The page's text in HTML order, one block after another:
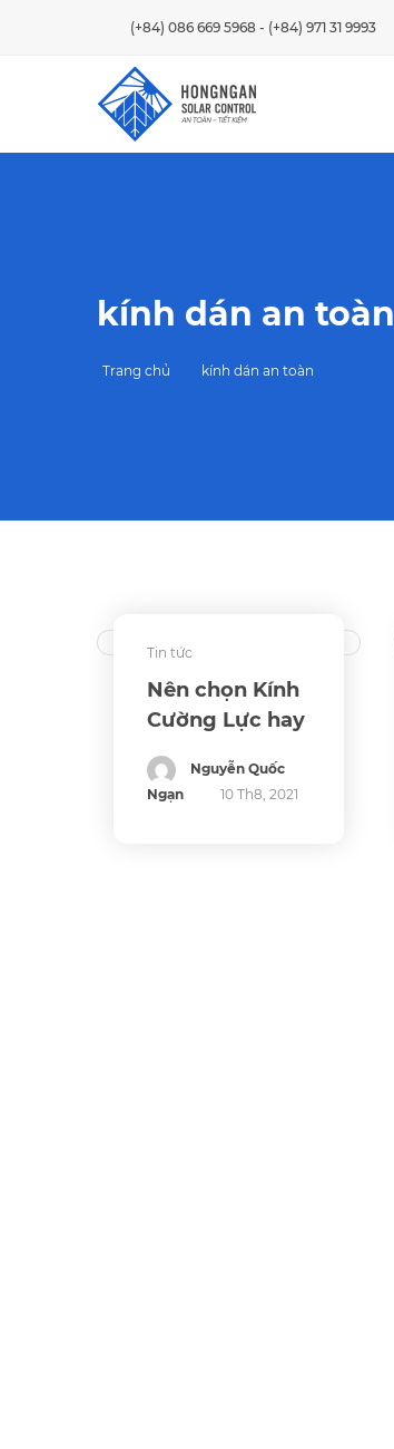
(+84) 086 669 5968 - (+84) 971 31 9993
kính dán an toàn
Trang chủ kính dán an toàn
Tin tức
Nên chọn Kính
Cường Lực hay
Kính Dán An
Toàn?Nguyễn Quốc
Ngạn
10 Th8, 2021